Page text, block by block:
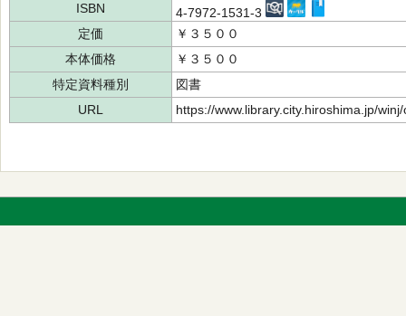
ISBN
4-7972-1531-3
定価
￥３５００
本体価格
￥３５００
特定資料種別
図書
URL
https://www.library.city.hiroshima.jp/